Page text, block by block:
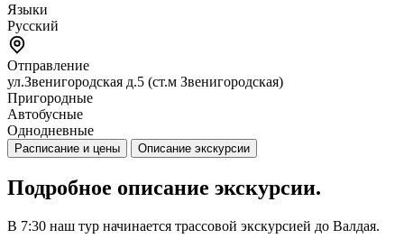
Языки
Русский
Отправление
ул.Звенигородская д.5 (ст.м Звенигородская)
Пригородные
Автобусные
Однодневные
Расписание и цены Описание экскурсии
Подробное описание экскурсии.
В 7:30 наш тур начинается трассовой экскурсией до Валдая.